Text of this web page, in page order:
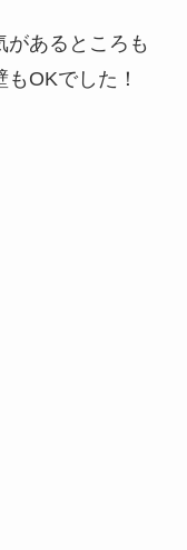
あるところも
OKでした！